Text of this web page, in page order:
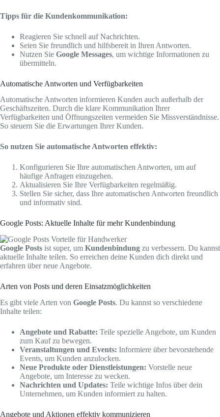
Tipps für die Kundenkommunikation:
Reagieren Sie schnell auf Nachrichten.
Seien Sie freundlich und hilfsbereit in Ihren Antworten.
Nutzen Sie Google Messages, um wichtige Informationen zu
übermitteln.
Automatische Antworten und Verfügbarkeiten
Automatische Antworten informieren Kunden auch außerhalb der
Geschäftszeiten. Durch die klare Kommunikation Ihrer
Verfügbarkeiten und Öffnungszeiten vermeiden Sie Missverständnisse.
So steuern Sie die Erwartungen Ihrer Kunden.
So nutzen Sie automatische Antworten effektiv:
Konfigurieren Sie Ihre automatischen Antworten, um auf
häufige Anfragen einzugehen.
Aktualisieren Sie Ihre Verfügbarkeiten regelmäßig.
Stellen Sie sicher, dass Ihre automatischen Antworten freundlich
und informativ sind.
Google Posts: Aktuelle Inhalte für mehr Kundenbindung
Google Posts ist super, um Kundenbindung zu verbessern. Du kannst
aktuelle Inhalte teilen. So erreichen deine Kunden dich direkt und
erfahren über neue Angebote.
Arten von Posts und deren Einsatzmöglichkeiten
Es gibt viele Arten von Google Posts. Du kannst so verschiedene
Inhalte teilen:
Angebote und Rabatte: Teile spezielle Angebote, um Kunden
zum Kauf zu bewegen.
Veranstaltungen und Events: Informiere über bevorstehende
Events, um Kunden anzulocken.
Neue Produkte oder Dienstleistungen: Vorstelle neue
Angebote, um Interesse zu wecken.
Nachrichten und Updates: Teile wichtige Infos über dein
Unternehmen, um Kunden informiert zu halten.
Angebote und Aktionen effektiv kommunizieren